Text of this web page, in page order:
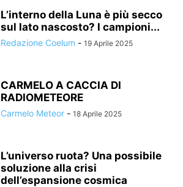
L’interno della Luna è più secco
sul lato nascosto? I campioni...
Redazione Coelum - 19 Aprile 2025
CARMELO A CACCIA DI
RADIOMETEORE
Carmelo Meteor - 18 Aprile 2025
L’universo ruota? Una possibile
soluzione alla crisi
dell’espansione cosmica